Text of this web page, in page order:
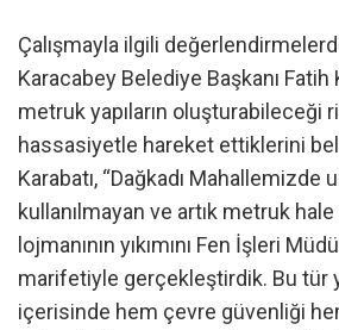
Çalışmayla ilgili
Karacabey Belediye Başkanı Fatih
metruk yapıların oluşturabileceği
hassasiyetle hareket ettiklerini
Karabatı, “Dağkadı Mahallemizde
kullanılmayan ve artık metruk
lojmanının yıkımını Fen İşleri
marifetiyle gerçekleştirdik. Bu tür
içerisinde hem çevre güvenliği